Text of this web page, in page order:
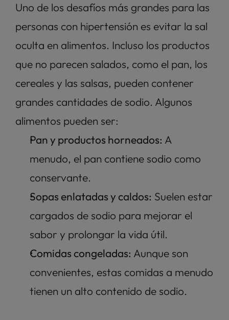
Uno de los desafíos más grandes para las
personas con hipertensión es evitar la sal
oculta en alimentos. Incluso los productos
que no parecen salados, como el pan, los
cereales y las salsas, pueden contener
grandes cantidades de sodio. Algunos
alimentos pueden ser:
Pan y productos horneados: A
menudo, el pan contiene sodio como
conservante.
Sopas enlatadas y caldos: Suelen estar
cargados de sodio para mejorar el
sabor y prolongar la vida útil.
Comidas congeladas: Aunque son
convenientes, estas comidas a menudo
tienen un alto contenido de sodio.